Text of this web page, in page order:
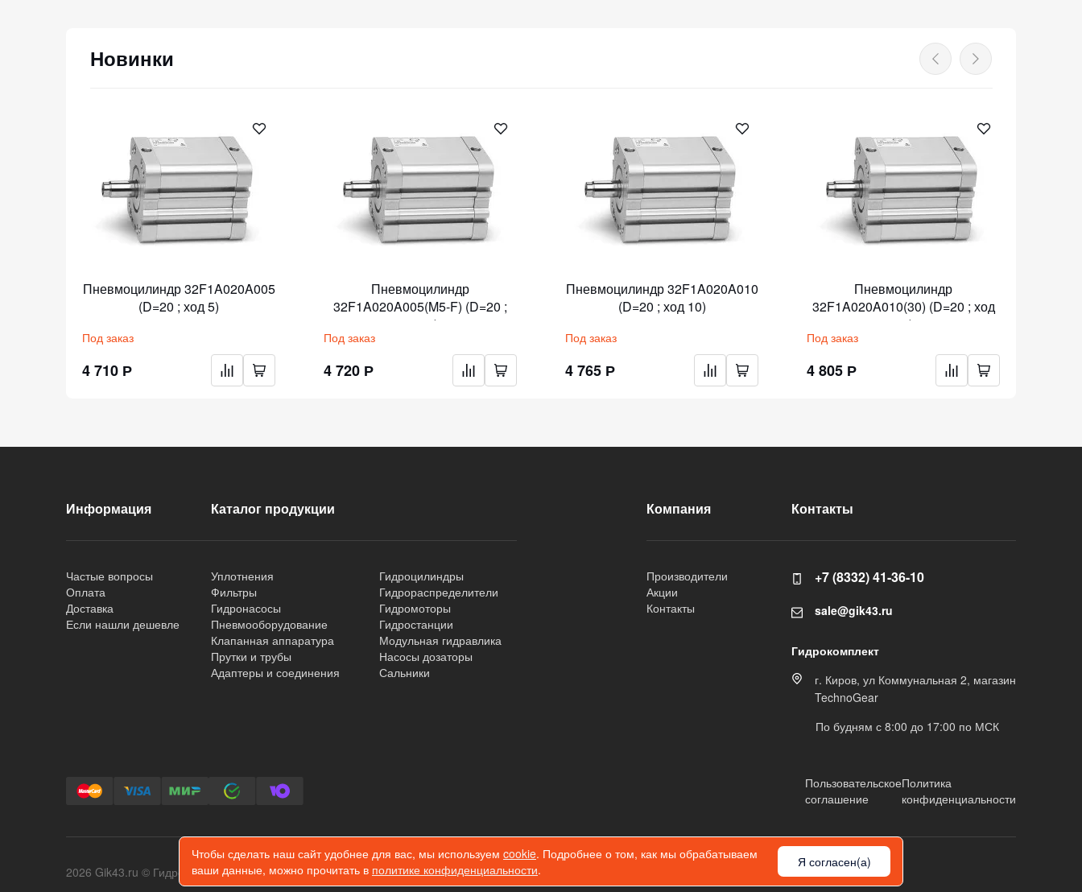
Новинки
Пневмоцилиндр 32F1A020A005
(D=20 ; ход 5)
Под заказ
4 710 Р
Пневмоцилиндр
32F1A020A005(M5-F) (D=20 ;
ход 5)
Под заказ
4 720 Р
Пневмоцилиндр 32F1A020A010
(D=20 ; ход 10)
Под заказ
4 765 Р
Пневмоцилиндр
32F1A020A010(30) (D=20 ; ход
10)
Под заказ
4 805 Р
Информация
Частые вопросы
Оплата
Доставка
Если нашли дешевле
Каталог продукции
Уплотнения
Гидроцилиндры
Фильтры
Гидрораспределители
Гидронасосы
Гидромоторы
Пневмооборудование
Гидростанции
Клапанная аппаратура
Модульная гидравлика
Прутки и трубы
Насосы дозаторы
Адаптеры и соединения
Сальники
Компания
Производители
Акции
Контакты
Контакты
+7 (8332) 41-36-10
sale@gik43.ru
Гидрокомплект
г. Киров, ул Коммунальная 2, магазин
TechnoGear
По будням с 8:00 до 17:00 по МСК
Пользовательское
соглашение
Политика
конфиденциальности
2026 Gik43.ru © Гидрокомплект - копирование информации запрещено!
Чтобы сделать наш сайт удобнее для вас, мы используем cookie. Подробнее о том, как мы обрабатываем
ваши данные, можно прочитать в политике конфиденциальности. Я согласен(а)